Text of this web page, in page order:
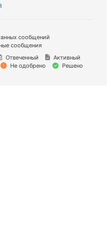
сообщений
сообщения
Отвеченный
Активный
Не одобрено
Решено